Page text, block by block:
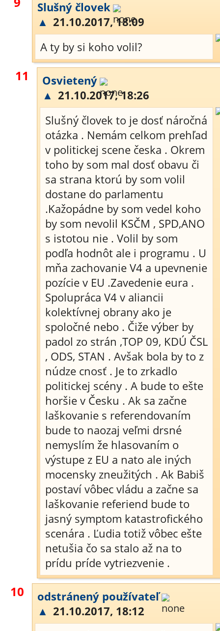
Slušný človek
▲ 21.10.2017, 18:09
A ty by si koho volil?
11
Osvietený
▲ 21.10.2017, 18:26
Slušný človek to je dosť náročná
otázka . Nemám celkom prehľad
v politickej scene česka . Okrem
toho by som mal dosť obavu či
sa strana ktorú by som volil
dostane do parlamentu
.Kažopádne by som vedel koho
by som nevolil KSČM , SPD,ANO
s istotou nie . Volil by som
podľa hodnôt ale i programu . U
mňa zachovanie V4 a upevnenie
pozície v EU .Zavedenie eura .
Spolupráca V4 v aliancii
kolektívnej obrany ako je
spoločné nebo . Čiže výber by
padol zo strán ,TOP 09, KDÚ ČSL
, ODS, STAN . Avšak bola by to z
núdze cnosť . Je to zrkadlo
politickej scény . A bude to ešte
horšie v Česku . Ak sa začne
laškovanie s referendovaním
bude to naozaj veľmi drsné
nemyslím že hlasovaním o
výstupe z EU a nato ale iných
mocensky zneužitých . Ak Babiš
postaví vôbec vládu a začne sa
laškovanie referiend bude to
jasný symptom katastrofického
scenára . Ľudia totiž vôbec ešte
netušia čo sa stalo až na to
prídu príde vytriezvenie .
10
odstránený používateľ
▲ 21.10.2017, 18:12